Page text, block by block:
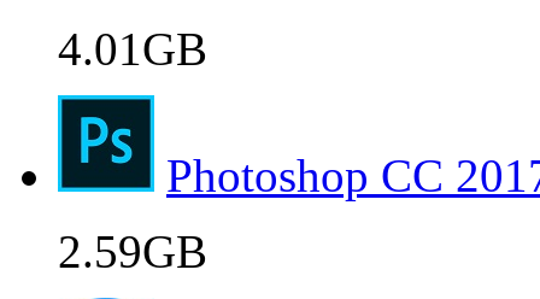
4.01GB
Photoshop CC
2.59GB